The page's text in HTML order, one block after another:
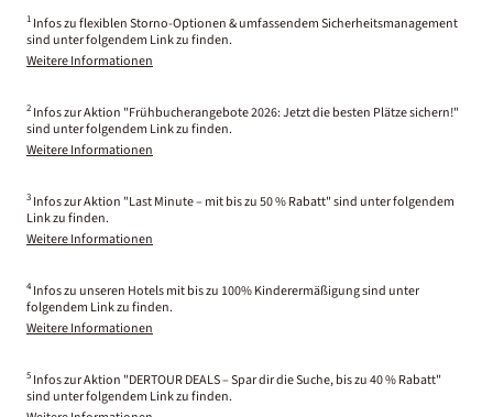
1 Infos zu flexiblen Storno-Optionen & umfassendem Sicherheitsmanagement
sind unter folgendem Link zu finden.
Weitere Informationen
2 Infos zur Aktion "Frühbucherangebote 2026: Jetzt die besten Plätze sichern!"
sind unter folgendem Link zu finden.
Weitere Informationen
3 Infos zur Aktion "Last Minute – mit bis zu 50 % Rabatt" sind unter folgendem
Link zu finden.
Weitere Informationen
4 Infos zu unseren Hotels mit bis zu 100% Kinderermäßigung sind unter
folgendem Link zu finden.
Weitere Informationen
5 Infos zur Aktion "DERTOUR DEALS – Spar dir die Suche, bis zu 40 % Rabatt"
sind unter folgendem Link zu finden.